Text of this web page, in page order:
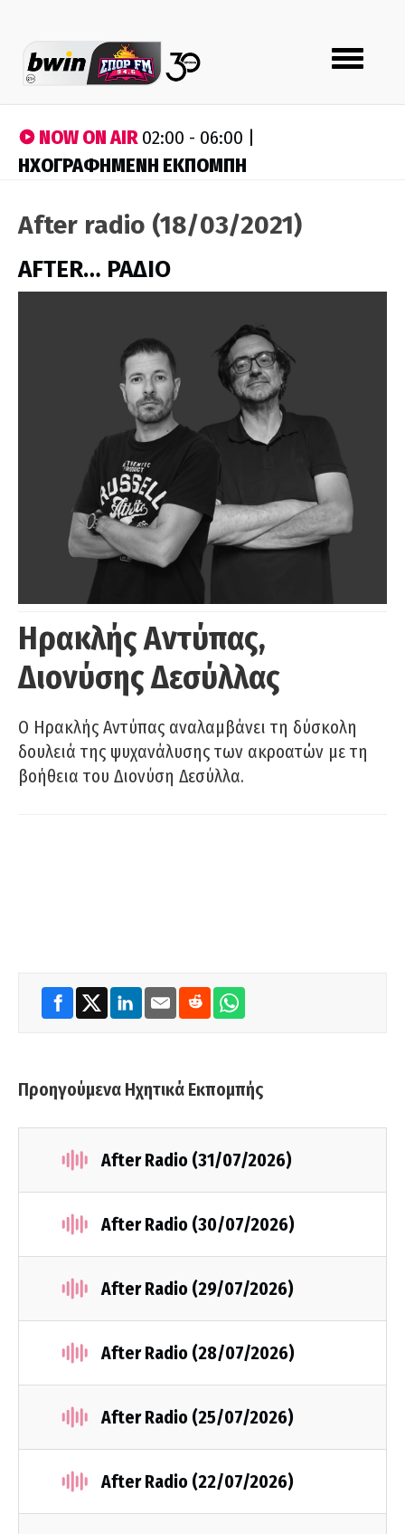
Toggle
navigation
NOW ON AIR02:00 - 06:00 |
ΗΧΟΓΡΑΦΗΜΕΝΗ ΕΚΠΟΜΠΗ
After radio (18/03/2021)
AFTER… ΡΑΔΙΟ
Ηρακλής Αντύπας,
Διονύσης Δεσύλλας
Ο Ηρακλής Αντύπας αναλαμβάνει τη δύσκολη
δουλειά της ψυχανάλυσης των ακροατών με τη
βοήθεια του Διονύση Δεσύλλα.
Προηγούμενα Ηχητικά Εκπομπής
After Radio (31/07/2026)
After Radio (30/07/2026)
After Radio (29/07/2026)
After Radio (28/07/2026)
After Radio (25/07/2026)
After Radio (22/07/2026)